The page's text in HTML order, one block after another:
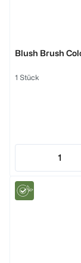
Blush Brush
1 Stück
1
Quantity: 1